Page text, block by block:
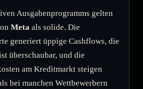
Ausgabenprogramms gelten
Meta als solide. Die
generiert üppige Cashflows, die
überschaubar, und die
am Kreditmarkt steigen
bei manchen Wettbewerbern